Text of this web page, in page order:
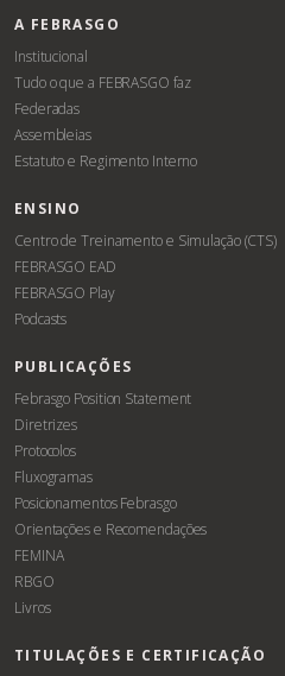
A FEBRASGO
Institucional
Tudo o que a FEBRASGO faz
Federadas
Assembleias
Estatuto e Regimento Interno
ENSINO
Centro de Treinamento e Simulação (CTS)
FEBRASGO EAD
FEBRASGO Play
Podcasts
PUBLICAÇÕES
Febrasgo Position Statement
Diretrizes
Protocolos
Fluxogramas
Posicionamentos Febrasgo
Orientações e Recomendações
FEMINA
RBGO
Livros
TITULAÇÕES E CERTIFICAÇÃO